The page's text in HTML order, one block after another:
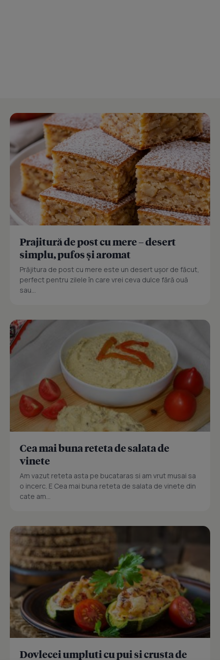
Prajitură de post cu mere – desert
simplu, pufos și aromat
Prăjitura de post cu mere este un desert ușor de făcut,
perfect pentru zilele în care vrei ceva dulce fără ouă
sau...
Cea mai buna reteta de salata de
vinete
Am vazut reteta asta pe bucataras si am vrut musai sa
o incerc. E Cea mai buna reteta de salata de vinete din
cate am...
Dovlecei umpluti cu pui si crusta de